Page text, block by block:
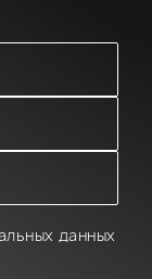
данных